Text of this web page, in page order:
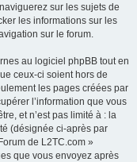
sur les sujets de
les informations sur les
sur le forum.
au logiciel phpBB tout en
ceux-ci soient hors de
les pages créées par
l’information que vous
et n’est pas limité à : la
(désignée ci-après par
de L2TC.com »
que vous envoyez après